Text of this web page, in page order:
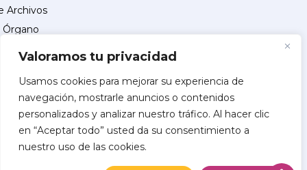
Valoramos tu privacidad
Usamos cookies para mejorar su experiencia de
navegación, mostrarle anuncios o contenidos
personalizados y analizar nuestro tráfico. Al hacer clic
en “Aceptar todo” usted da su consentimiento a
nuestro uso de las cookies.
Archivos
Órgano
Control
INSCRIPCIÓN